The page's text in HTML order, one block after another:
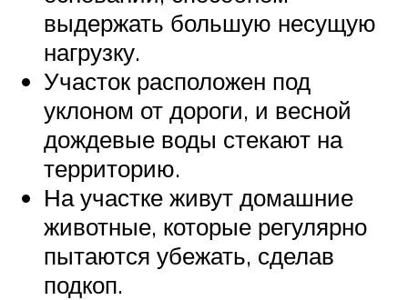
выдержать большую несущую
нагрузку.
Участок расположен под
уклоном от дороги, и весной
дождевые воды стекают на
территорию.
На участке живут домашние
животные, которые регулярно
пытаются убежать, сделав
подкоп.